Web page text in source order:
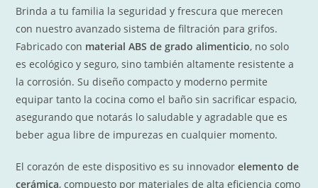
Brinda a tu familia la seguridad y frescura que merecen
con nuestro avanzado sistema de filtración para grifos.
Fabricado con material ABS de grado alimenticio, no solo
es ecológico y seguro, sino también altamente resistente a
la corrosión. Su diseño compacto y moderno permite
equipar tanto la cocina como el baño sin sacrificar espacio,
asegurando que notarás lo saludable y agradable que es
beber agua libre de impurezas en cualquier momento.
El corazón de este dispositivo es su innovadorelemento de
cerámica, compuesto por materiales de alta eficiencia como